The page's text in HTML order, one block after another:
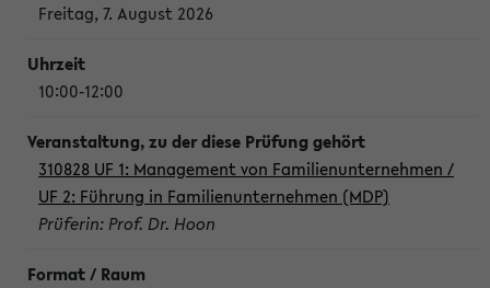
Freitag, 7. August 2026
10:00-12:00
310828 UF 1: Management von Familienunternehmen /
UF 2: Führung in Familienunternehmen (MDP)
Prüferin: Prof. Dr. Hoon